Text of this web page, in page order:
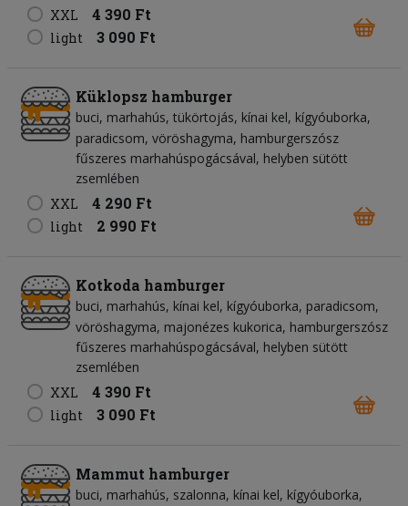
XXL
4 390 Ft
light 3 090 Ft
Küklopsz hamburger
buci marhahús tükörtojás kínai kel kígyóuborka
paradicsom vöröshagyma hamburgerszósz
fűszeres marhahúspogácsával, helyben sütött
zsemlében
XXL
4 290 Ft
light 2 990 Ft
Kotkoda hamburger
buci marhahús kínai kel kígyóuborka paradicsom
vöröshagyma majonézes kukorica hamburgerszósz
fűszeres marhahúspogácsával, helyben sütött
zsemlében
XXL
4 390 Ft
light 3 090 Ft
Mammut hamburger
buci marhahús szalonna kínai kel kígyóuborka